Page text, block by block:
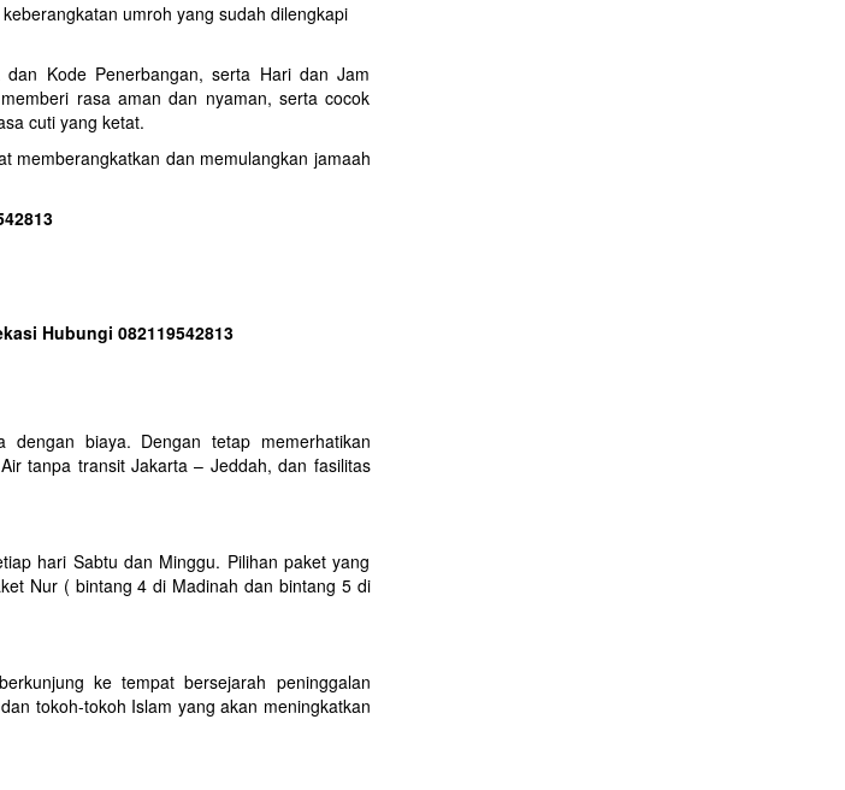
umroh yang sudah dilengkapi
Kode Penerbangan, serta Hari dan Jam
rasa aman dan nyaman, serta cocok
cuti yang ketat.
memberangkatkan dan memulangkan jamaah
Hubungi 082119542813
biaya. Dengan tetap memerhatikan
tanpa transit Jakarta – Jeddah, dan fasilitas
hari Sabtu dan Minggu. Pilihan paket yang
Nur ( bintang 4 di Madinah dan bintang 5 di
ke tempat bersejarah peninggalan
tokoh-tokoh Islam yang akan meningkatkan